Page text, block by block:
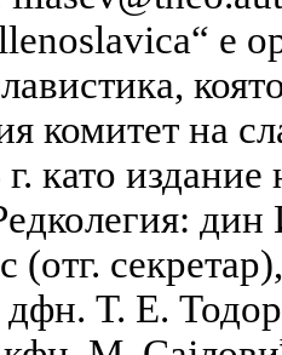
е
комитет на
като
(отг.
Т. Е.